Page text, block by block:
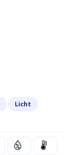
Licht